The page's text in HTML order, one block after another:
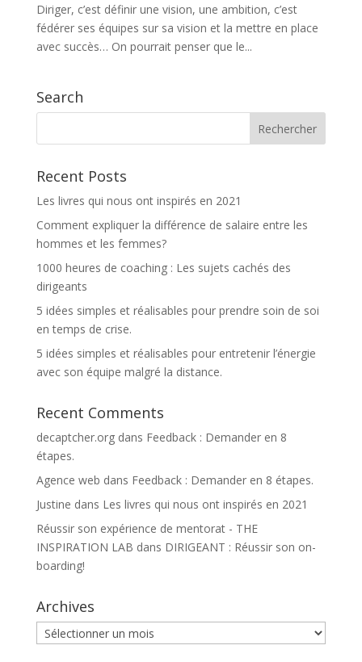
Diriger, c’est définir une vision, une ambition, c’est
fédérer ses équipes sur sa vision et la mettre en place
avec succès… On pourrait penser que le...
Search
Recent Posts
Les livres qui nous ont inspirés en 2021
Comment expliquer la différence de salaire entre les
hommes et les femmes?
1000 heures de coaching : Les sujets cachés des
dirigeants
5 idées simples et réalisables pour prendre soin de soi
en temps de crise.
5 idées simples et réalisables pour entretenir l’énergie
avec son équipe malgré la distance.
Recent Comments
decaptcher.orgdans Feedback : Demander en 8
étapes.
Agence web dans Feedback : Demander en 8 étapes.
Justine dans Les livres qui nous ont inspirés en 2021
Réussir son expérience de mentorat - THE
INSPIRATION LAB dans DIRIGEANT : Réussir son on-
boarding!
Archives
Archives